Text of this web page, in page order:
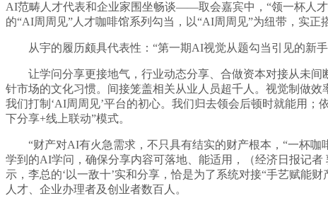
AI范畴人才代表和企业家围坐畅谈——取会嘉宾中，“领一杯人
的“AI周周见”人才咖啡馆系列勾当，以“AI周周见”为纽带，实正
从宇的履历颇具代表性：“第一期AI视觉从题勾当引见的新手
让学问分享更接地气，行业动态分享、合做资本对接从未间
针市场的文化习惯。间接笼盖相关从业人员超千人。视觉制做
我们打制‘AI周周见’平台的初心。我们归去领会后顿时就能用
下分享+线上联动”模式。
“财产对AI有火急需求，不只具有结实的财产根本，“一杯咖
学到的AI学问，确保分享内容可落地、能适用，（经济日报记
示，李总的‘以一敌十’实和分享，恰是为了系统对接“手艺赋能
人才、企业办理者及创业者数百人。